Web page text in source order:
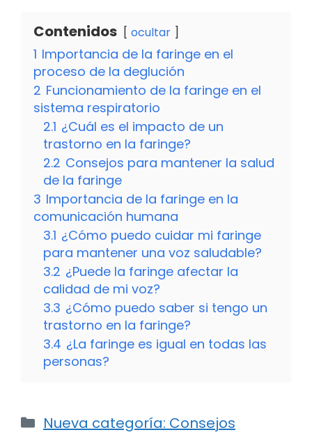
Contenidos ocultar
1 Importancia de la faringe en el
proceso de la deglución
2 Funcionamiento de la faringe en el
sistema respiratorio
2.1 ¿Cuál es el impacto de un
trastorno en la faringe?
2.2 Consejos para mantener la salud
de la faringe
3 Importancia de la faringe en la
comunicación humana
3.1 ¿Cómo puedo cuidar mi faringe
para mantener una voz saludable?
3.2 ¿Puede la faringe afectar la
calidad de mi voz?
3.3 ¿Cómo puedo saber si tengo un
trastorno en la faringe?
3.4 ¿La faringe es igual en todas las
personas?
Categorías
Nueva categoría: Consejos